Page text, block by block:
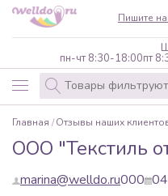
пн-чт 8:30-18:00пт
Пишите
Главная Отзывы наших
ООО "Текстиль
marina@welldo.ru000